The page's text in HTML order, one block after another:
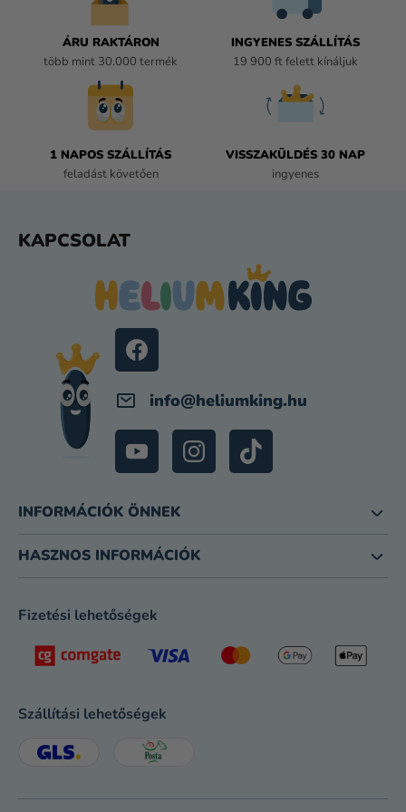
ÁRU RAKTÁRON
több mint 30.000 termék
INGYENES SZÁLLÍTÁS
19 900 ft felett kínáljuk
1 NAPOS SZÁLLÍTÁS
feladást követően
VISSZAKÜLDÉS 30 NAP
ingyenes
KAPCSOLAT
info@heliumking.hu
INFORMÁCIÓK ÖNNEK
HASZNOS INFORMÁCIÓK
Fizetési lehetőségek
Szállítási lehetőségek